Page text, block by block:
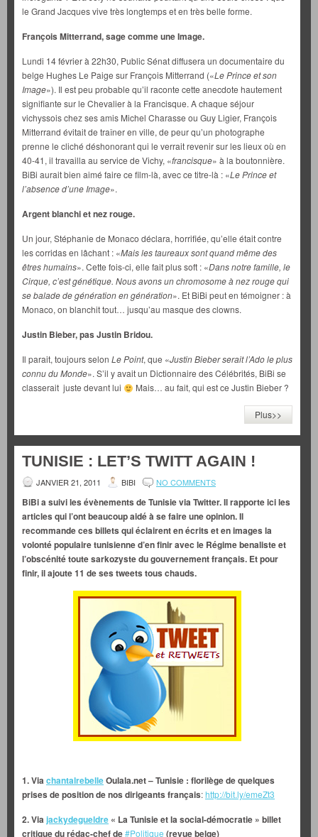
le Grand Jacques vive très longtemps et en très belle forme.
François Mitterrand, sage comme une Image.
Lundi 14 février à 22h30, Public Sénat diffusera un documentaire du
belge Hughes Le Paige sur François Mitterrand («Le Prince et son
Image»). Il est peu probable qu’il raconte cette anecdote hautement
signifiante sur le Chevalier à la Francisque. A chaque séjour
vichyssois chez ses amis Michel Charasse ou Guy Ligier, François
Mitterrand évitait de traîner en ville, de peur qu’un photographe
prenne le cliché déshonorant qui le verrait revenir sur les lieux où en
40-41, il travailla au service de Vichy, «francisque» à la boutonnière.
BiBi aurait bien aimé faire ce film-là, avec ce titre-là : «Le Prince et
l’absence d’une Image».
Argent blanchi et nez rouge.
Un jour, Stéphanie de Monaco déclara, horrifiée, qu’elle était contre
les corridas en lâchant : «Mais les taureaux sont quand même des
êtres humains». Cette fois-ci, elle fait plus soft : «Dans notre famille, le
Cirque, c’est génétique. Nous avons un chromosome à nez rouge qui
se balade de génération en génération». Et BiBi peut en témoigner : à
Monaco, on blanchit tout… jusqu’au masque des clowns.
Justin Bieber, pas Justin Bridou.
Il parait, toujours selon Le Point, que «Justin Bieber serait l’Ado le plus
connu du Monde». S’il y avait un Dictionnaire des Célébrités, BiBi se
classerait juste devant lui
Mais… au fait, qui est ce Justin Bieber ?
Plus>>
TUNISIE : LET’S TWITT AGAIN !
JANVIER 21, 2011 BIBI NO COMMENTS
BiBi a suivi les évènements de Tunisie via Twitter. Il rapporte ici les
articles qui l’ont beaucoup aidé à se faire une opinion. Il
recommande ces billets qui éclairent en écrits et en images la
volonté populaire tunisienne d’en finir avec le Régime benaliste et
l’obscénité toute sarkozyste du gouvernement français. Et pour
finir, il ajoute 11 de ses tweets tous chauds.
1. ViachantalrebelleOulala.net – Tunisie : florilège de quelques
prises de position de nos dirigeants français:http://bit.ly/emeZt3
2. Viajackydegueldre « La Tunisie et la social-démocratie » billet
critique du rédac-chef de#Politique (revue belge)